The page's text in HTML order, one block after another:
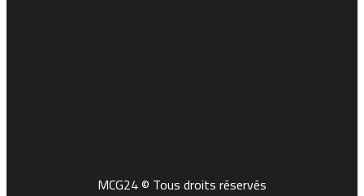
MCG24 © Tous droits réservés